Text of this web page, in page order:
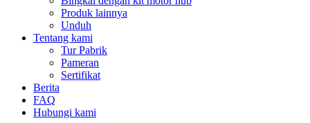
Produk lainnya
Unduh
Tentang kami
Tur Pabrik
Pameran
Sertifikat
Berita
FAQ
Hubungi kami